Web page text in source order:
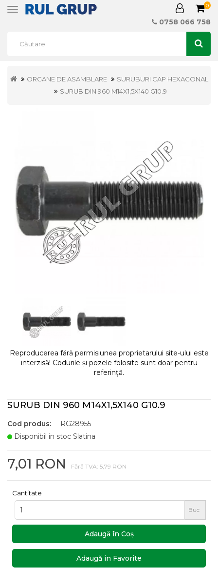
Toggle
0
0758 066 758
ORGANE DE ASAMBLARE
SURUBURI CAP HEXAGONAL
SURUB DIN 960 M14X1,5X140 G10.9
Reproducerea fără permisiunea proprietarului site-ului este
interzisă! Codurile și pozele folosite sunt doar pentru
referință.
SURUB DIN 960 M14X1,5X140 G10.9
Cod produs:
RG28955
Disponibil in stoc Slatina
7,01 RON Fără TVA: 5,79 RON
Cantitate
Buc
Adaugă în Coş
Adaugă in Favorite